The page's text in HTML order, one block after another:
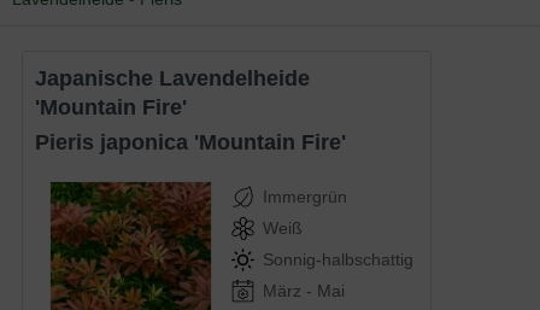
Japanische Lavendelheide
'Mountain Fire'
Pieris japonica 'Mountain Fire'
Immergrün
Weiß
Sonnig-halbschattig
März - Mai